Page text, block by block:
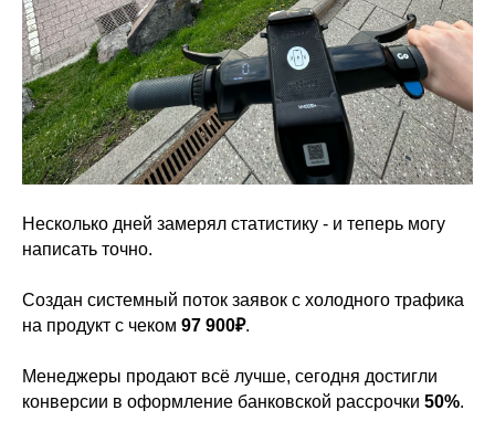
Несколько дней замерял статистику - и теперь могу
написать точно.
Создан системный поток заявок с холодного трафика
на продукт с чеком 97 900₽.
Менеджеры продают всё лучше, сегодня достигли
конверсии в оформление банковской рассрочки 50%.